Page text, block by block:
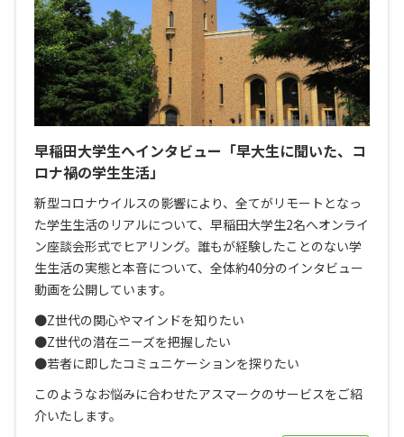
早稲田大学生へインタビュー「早大生に聞いた、コ
ロナ禍の学生生活」
新型コロナウイルスの影響により、全てがリモートとなっ
た学生生活のリアルについて、早稲田大学生2名へオンライ
ン座談会形式でヒアリング。誰もが経験したことのない学
生生活の実態と本音について、全体約40分のインタビュー
動画を公開しています。
●Z世代の関心やマインドを知りたい
●Z世代の潜在ニーズを把握したい
●若者に即したコミュニケーションを探りたい
このようなお悩みに合わせたアスマークのサービスをご紹
介いたします。